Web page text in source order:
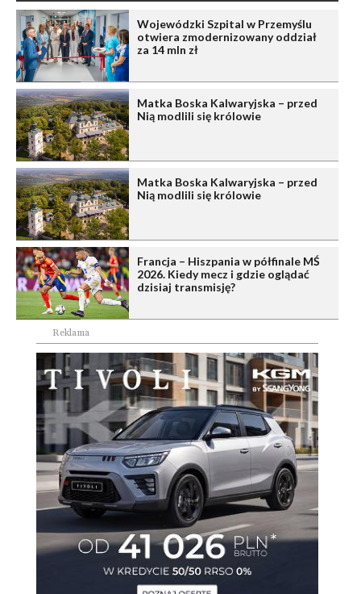
Wojewódzki Szpital w Przemyślu
otwiera zmodernizowany oddział
za 14 mln zł
Matka Boska Kalwaryjska – przed
Nią modlili się królowie
Matka Boska Kalwaryjska – przed
Nią modlili się królowie
Francja – Hiszpania w półfinale MŚ
2026. Kiedy mecz i gdzie oglądać
dzisiaj transmisję?
Reklama